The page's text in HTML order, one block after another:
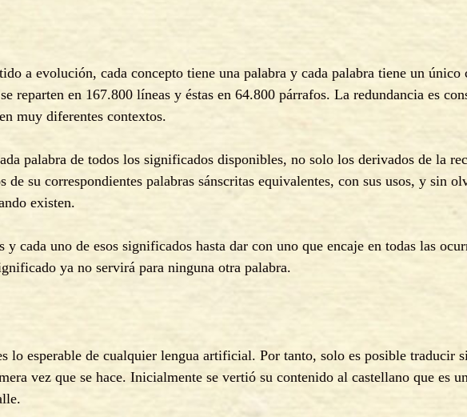
a evolución, cada concepto tiene una palabra y cada palabra tiene un
reparten en 167.800 líneas y éstas en 64.800 párrafos. La redundancia es
muy diferentes contextos.
palabra de todos los significados disponibles, no solo los derivados de la
su correspondientes palabras sánscritas equivalentes, con sus usos, y sin
existen.
y cada uno de esos significados hasta dar con uno que encaje en todas las
ya no servirá para ninguna otra palabra.
lo esperable de cualquier lengua artificial. Por tanto, solo es posible traducir
vez que se hace. Inicialmente se vertió su contenido al castellano que es